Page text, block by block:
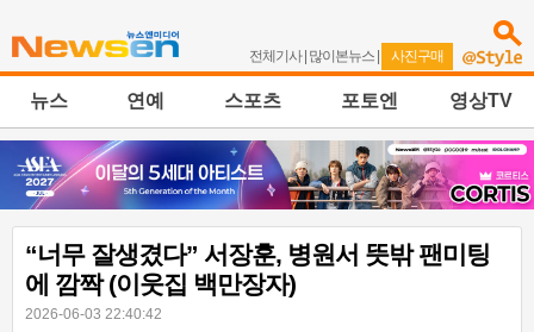
전체기사| 많이본뉴스 | 사진구매
뉴스 연예 스포츠 포토엔 영상TV
“너무 잘생겼다” 서장훈, 병원서 뜻밖 팬미팅
에 깜짝 (이웃집 백만장자)
2026-06-03 22:40:42